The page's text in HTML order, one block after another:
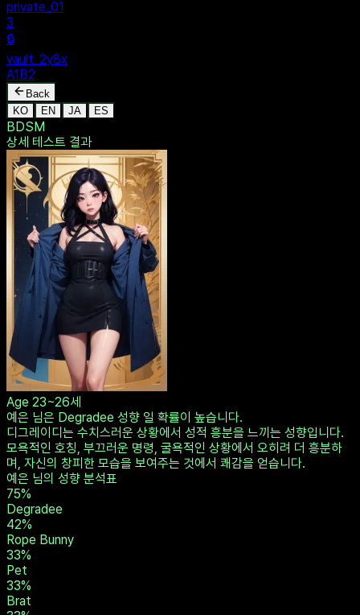
MENU
🔒
Personal
+
New Vault
SHARED
🔒
private_01
3
🔒
vault_2y8x
A1B2
Back
KO
EN JA ES
BDSM
상세 테스트
결과
Age
예은 님은 Degradee 성향 일 확률이 높습니다.
디그레이디는 수치스러운 상황에서 성적 흥분을 느끼는 성향입니다.
모욕적인 호칭, 부끄러운 명령, 굴욕적인 상황에서 오히려 더 흥분하
며, 자신의 창피한 모습을 보여주는 것에서 쾌감을 얻습니다.
예은 님의 성향 분석표